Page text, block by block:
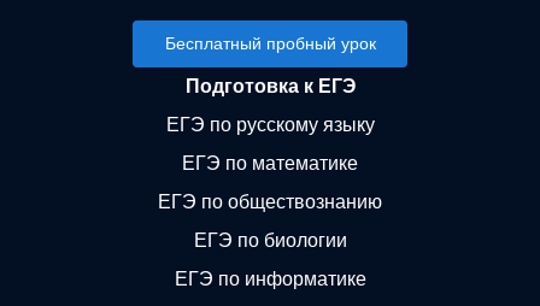
Бесплатный пробный урок
Подготовка к ЕГЭ
ЕГЭ по русскому языку
ЕГЭ по математике
ЕГЭ по обществознанию
ЕГЭ по биологии
ЕГЭ по информатике